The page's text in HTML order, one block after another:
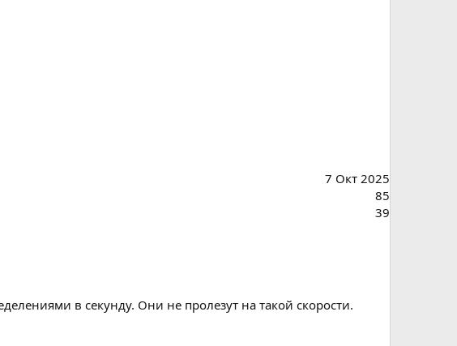
7 Окт 2025
85
39
в секунду. Они не пролезут на такой скорости.